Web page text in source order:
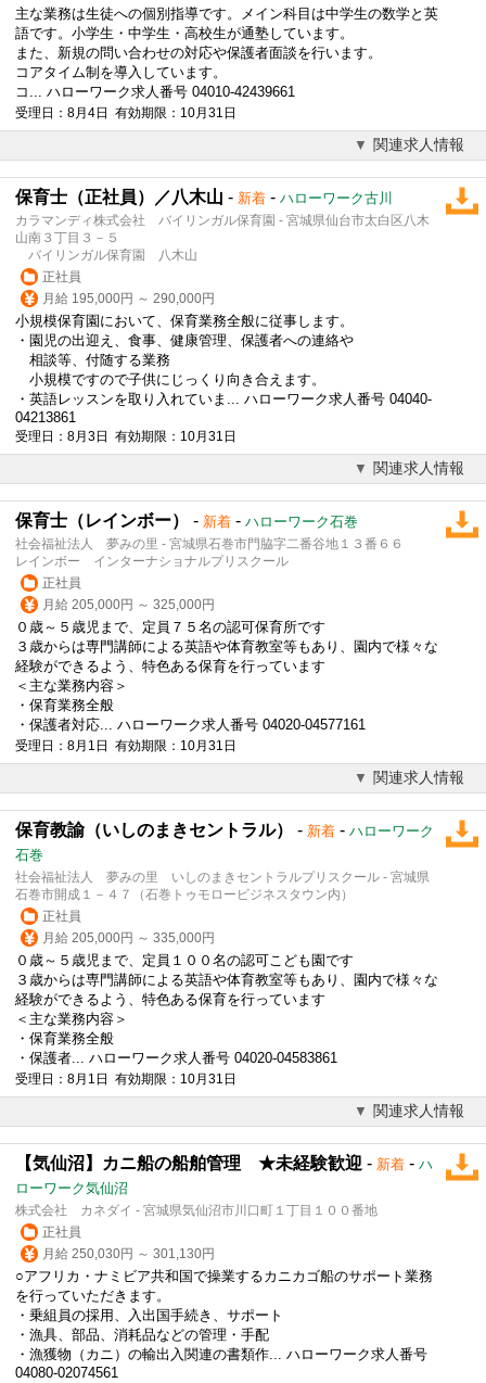
主な業務は生徒への個別指導です。メイン科目は中学生の数学と英
語です。小学生・中学生・高校生が通塾しています。
また、新規の問い合わせの対応や保護者面談を行います。
コアタイム制を導入しています。
コ... ハローワーク求人番号 04010-42439661
受理日：8月4日 有効期限：10月31日
関連求人情報
保育士（正社員）／八木山 - 新着 - ハローワーク古川
カラマンディ株式会社 バイリンガル保育園 - 宮城県仙台市太白区八木
山南３丁目３－５
バイリンガル保育園 八木山
正社員
月給 195,000円 ～ 290,000円
小規模保育園において、保育業務全般に従事します。
・園児の出迎え、食事、健康管理、保護者への連絡や
相談等、付随する業務
小規模ですので子供にじっくり向き合えます。
・ 英語レッスンを取り入れていま... ハローワーク求人番号 04040-
04213861
受理日：8月3日 有効期限：10月31日
関連求人情報
保育士（レインボー） - 新着 - ハローワーク石巻
社会福祉法人 夢みの里 - 宮城県石巻市門脇字二番谷地１３番６６
レインボー インターナショナルプリスクール
正社員
月給 205,000円 ～ 325,000円
０歳～５歳児まで、定員７５名の認可保育所です
３歳からは専門講師による英語や体育教室等もあり、園内で様々な
経験ができるよう、特色ある保育を行っています
＜主な業務内容＞
・保育業務全般
・保護者対応... ハローワーク求人番号 04020-04577161
受理日：8月1日 有効期限：10月31日
関連求人情報
保育教諭（いしのまきセントラル） - 新着 - ハローワーク
石巻
社会福祉法人 夢みの里 いしのまきセントラルプリスクール - 宮城県
石巻市開成１－４７（石巻トゥモロービジネスタウン内）
正社員
月給 205,000円 ～ 335,000円
０歳～５歳児まで、定員１００名の認可こども園です
３歳からは専門講師による英語や体育教室等もあり、園内で様々な
経験ができるよう、特色ある保育を行っています
＜主な業務内容＞
・保育業務全般
・保護者... ハローワーク求人番号 04020-04583861
受理日：8月1日 有効期限：10月31日
関連求人情報
【気仙沼】カニ船の船舶管理 ★未経験歓迎 - 新着 - ハ
ローワーク気仙沼
株式会社 カネダイ - 宮城県気仙沼市川口町１丁目１００番地
正社員
月給 250,030円 ～ 301,130円
○アフリカ・ナミビア共和国で操業するカニカゴ船のサポート業務
を行っていただきます。
・乗組員の採用、入出国手続き、サポート
・漁具、部品、消耗品などの管理・手配
・漁獲物（カニ）の輸出入関連の書類作... ハローワーク求人番号
04080-02074561